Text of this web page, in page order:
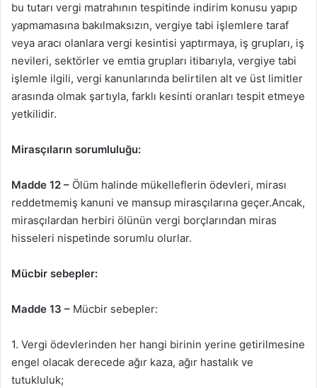
bu tutarı vergi matrahının tespitinde indirim konusu yapıp
yapmamasına bakılmaksızın, vergiye tabi işlemlere taraf
veya aracı olanlara vergi kesintisi yaptırmaya, iş grupları, iş
nevileri, sektörler ve emtia grupları itibarıyla, vergiye tabi
işlemle ilgili, vergi kanunlarında belirtilen alt ve üst limitler
arasında olmak şartıyla, farklı kesinti oranları tespit etmeye
yetkilidir.
Mirasçıların sorumluluğu:
Madde 12 – Ölüm halinde mükelleflerin ödevleri, mirası
reddetmemiş kanuni ve mansup mirasçılarına geçer.Ancak,
mirasçılardan herbiri ölünün vergi borçlarından miras
hisseleri nispetinde sorumlu olurlar.
Mücbir sebepler:
Madde 13 – Mücbir sebepler:
1. Vergi ödevlerinden her hangi birinin yerine getirilmesine
engel olacak derecede ağır kaza, ağır hastalık ve
tutukluluk;